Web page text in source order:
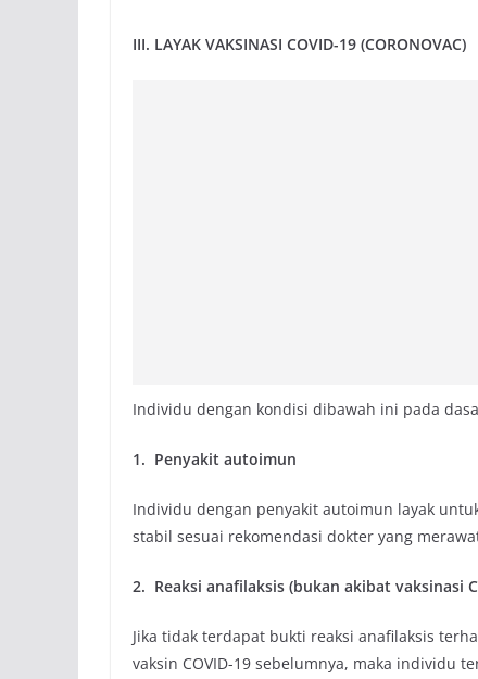
III. LAYAK VAKSINASI COVID-19 (CORONOVAC)
Individu dengan kondisi dibawah ini pada
1. Penyakit autoimun
Individu dengan penyakit autoimun layak
stabil sesuai rekomendasi dokter yang
2. Reaksi anafilaksis (bukan akibat vaksinasi
Jika tidak terdapat bukti reaksi anafilaksis
vaksin COVID-19 sebelumnya, maka individu